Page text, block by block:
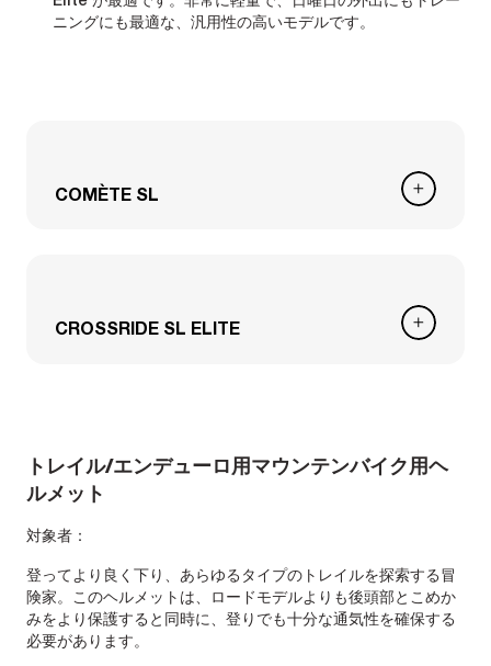
ニングにも最適な、汎用性の高いモデルです。
COMÈTE SL
CROSSRIDE SL ELITE
トレイル/エンデューロ用マウンテンバイク用ヘ
ルメット
対象者：
登ってより良く下り、あらゆるタイプのトレイルを探索する冒
険家。このヘルメットは、ロードモデルよりも後頭部とこめか
みをより保護すると同時に、登りでも十分な通気性を確保する
必要があります。